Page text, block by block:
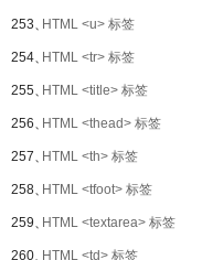
253、HTML <u> 标签
254、HTML <tr> 标签
255、HTML <title> 标签
256、HTML <thead> 标签
257、HTML <th> 标签
258、HTML <tfoot> 标签
259、HTML <textarea> 标签
260、HTML <td> 标签